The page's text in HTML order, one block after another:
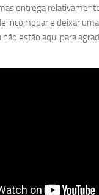
entrega
incomodar e deixar
estão aqui para